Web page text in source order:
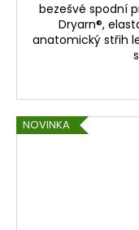
bezešvé spodní
Dryarn®,
anatomický střih
NOVINKA